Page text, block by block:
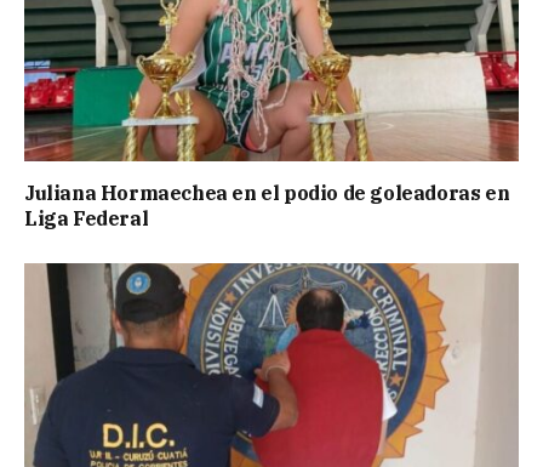
Juliana Hormaechea en el podio de goleadoras en
Liga Federal